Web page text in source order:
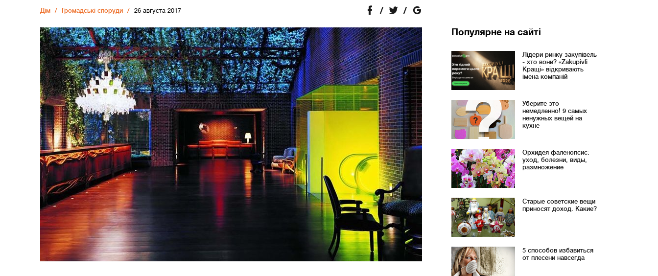
Дiм Громадські споруди 26 августа 2017
Популярне на сайті
Лідери ринку закупівель
- хто вони? «Zakupivli
Кращі» відкривають
імена компаній
Уберите это
немедленно! 9 самых
ненужных вещей на
кухне
Орхидея фаленопсис:
уход, болезни, виды,
размножение
Старые советские вещи
приносят доход. Какие?
5 способов избавиться
от плесени навсегда